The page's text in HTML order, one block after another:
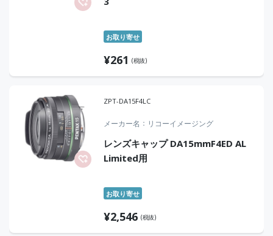
お取り寄せ
¥261 (税抜)
ZPT-DA15F4LC
メーカー名 リコーイメージング
レンズキャップ DA15mmF4ED AL
Limited用
お取り寄せ
¥2,546 (税抜)